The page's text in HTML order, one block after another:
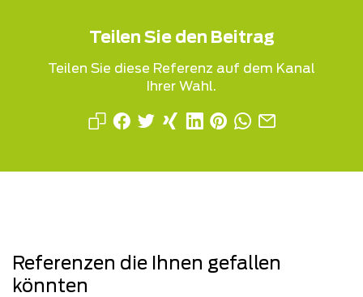
Teilen Sie den Beitrag
Teilen Sie diese Referenz auf dem Kanal
Ihrer Wahl.
Referenzen die Ihnen gefallen
könnten